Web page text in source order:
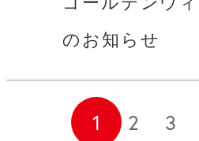
のお知らせ
1 2 3